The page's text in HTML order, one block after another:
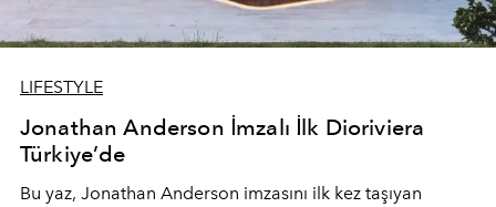
LIFESTYLE
Jonathan Anderson İmzalı İlk Dioriviera
Türkiye’de
Bu yaz, Jonathan Anderson imzasını ilk kez taşıyan